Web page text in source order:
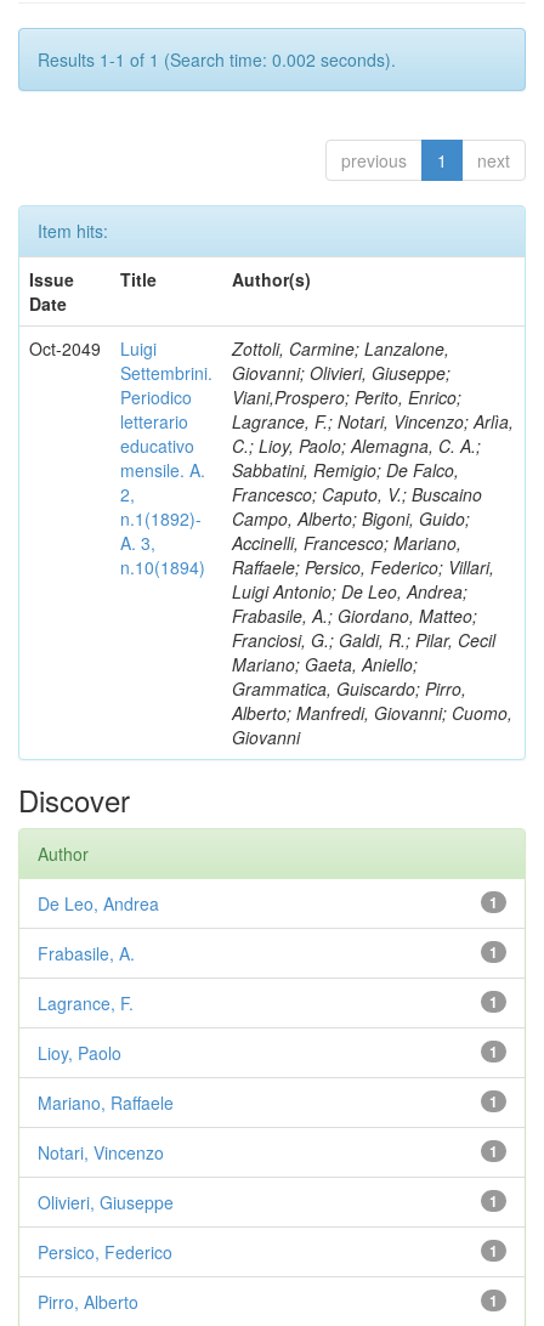
Results 1-1 of 1 (Search time: 0.002 seconds).
previous 1 next
Item hits:
Issue
Date
Title Author(s)
Oct-2049
Luigi
Settembrini.
Periodico
letterario
educativo
mensile. A.
2,
n.1(1892)-
A. 3,
n.10(1894)
Zottoli, Carmine; Lanzalone,
Giovanni; Olivieri, Giuseppe;
Viani,Prospero; Perito, Enrico;
Lagrance, F.; Notari, Vincenzo; Arlìa,
C.; Lioy, Paolo; Alemagna, C. A.;
Sabbatini, Remigio; De Falco,
Francesco; Caputo, V.; Buscaino
Campo, Alberto; Bigoni, Guido;
Accinelli, Francesco; Mariano,
Raffaele; Persico, Federico; Villari,
Luigi Antonio; De Leo, Andrea;
Frabasile, A.; Giordano, Matteo;
Franciosi, G.; Galdi, R.; Pilar, Cecil
Mariano; Gaeta, Aniello;
Grammatica, Guiscardo; Pirro,
Alberto; Manfredi, Giovanni; Cuomo,
Giovanni
Discover
Author
1
De Leo, Andrea
1
Frabasile, A.
1
Lagrance, F.
1
Lioy, Paolo
1
Mariano, Raffaele
1
Notari, Vincenzo
1
Olivieri, Giuseppe
1
Persico, Federico
1
Pirro, Alberto